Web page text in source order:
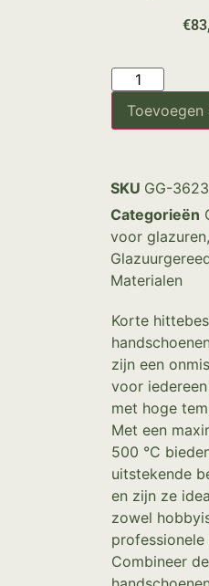
€
Toevoegen
SKU GG-3623
Categorieën
voor glazuren,
Materialen
Korte
zijn een
voor
met hoge
Met een
500 °C
uitstekende
en zijn ze
zowel
professionele
Combineer